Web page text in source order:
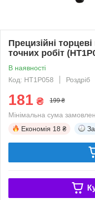
Прецизійні
точних робіт
В наявності
Код: HT1P058
Роздріб
181 ₴ 199 ₴
Мінімальна сума
Економія 18 ₴